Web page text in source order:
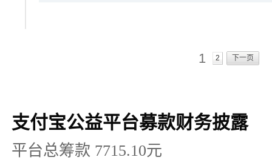
1 2 下一页
支付宝公益平台募款财务披露
平台总筹款 7715.10元